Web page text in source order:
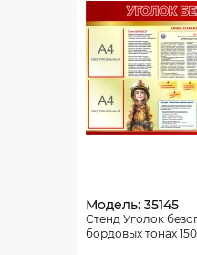
Модель: 35145
Стенд Уголок
бордовых тонах